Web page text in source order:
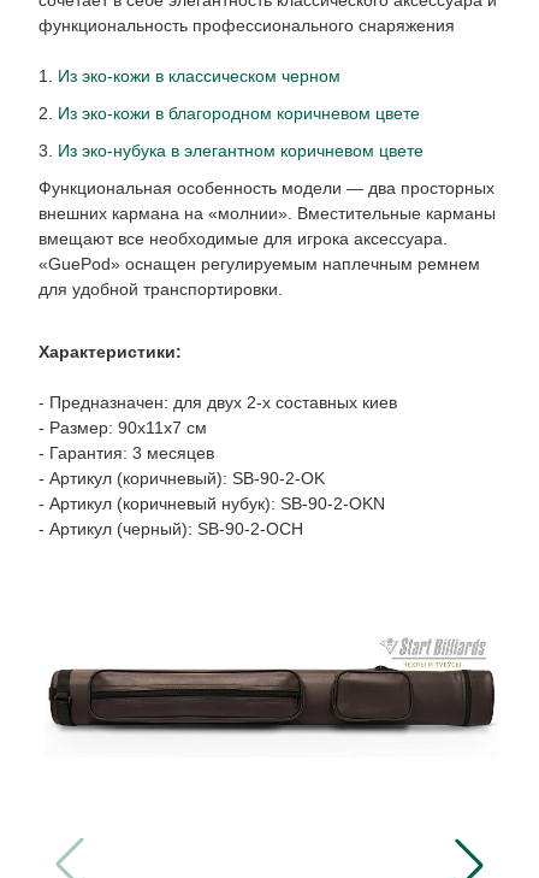
функциональность профессионального снаряжения
1. Из эко-кожи в классическом черном
2. Из эко-кожи в благородном коричневом цвете
3. Из эко-нубука в элегантном коричневом цвете
Функциональная особенность модели — два просторных
внешних кармана на «молнии». Вместительные карманы
вмещают все необходимые для игрока аксессуара.
«GuePod» оснащен регулируемым наплечным ремнем
для удобной транспортировки.
Характеристики:
- Предназначен: для двух 2-х составных киев
- Размер: 90х11х7 см
- Гарантия: 3 месяцев
- Артикул (коричневый): SB-90-2-OK
- Артикул (коричневый нубук): SB-90-2-OKN
- Артикул (черный): SB-90-2-OCH